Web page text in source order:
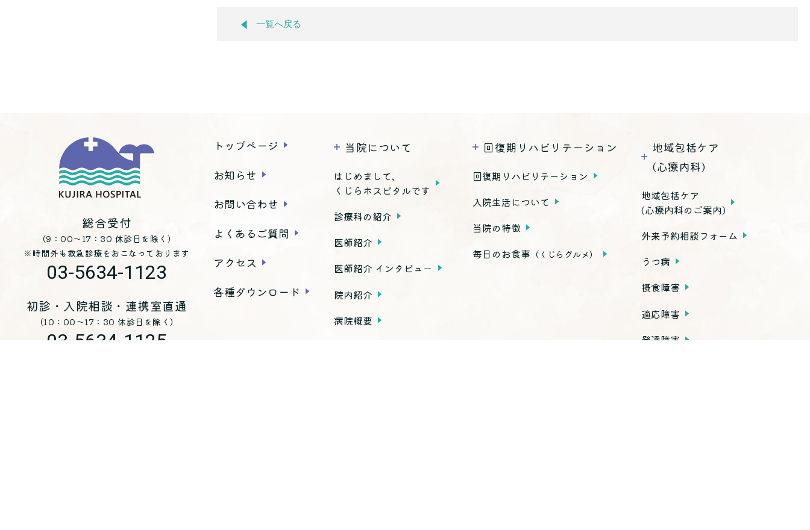
一覧へ戻る
総合受付
（9：00～17：30 休診日を除く）
※時間外も救急診療をおこなっております
03-5634-1123
初診・入院相談・連携室直通
（10：00～17：30 休診日を除く）
03-5634-1125
トップページ
お知らせ
お問い合わせ
よくあるご質問
アクセス
各種ダウンロード
当院について
はじめまして、
くじらホスピタルです
診療科の紹介
医師紹介
医師紹介 インタビュー
院内紹介
病院概要
回復期リハビリテーション
回復期リハビリテーション
入院生活について
当院の特徴
毎日のお食事 （くじらグルメ）
地域包括ケア
(心療内科)
地域包括ケア
(心療内科のご案内)
外来予約相談フォーム
うつ病
摂食障害
適応障害
発達障害